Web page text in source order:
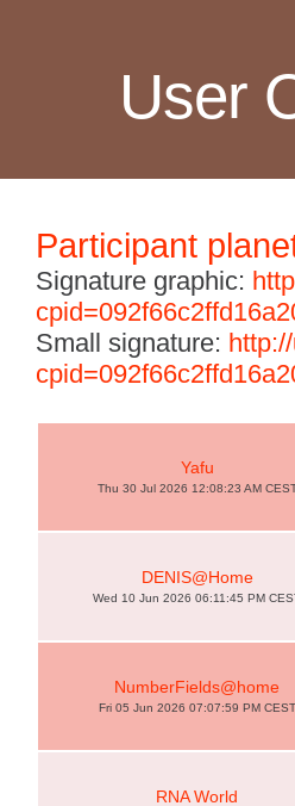
User
Participant
Signature graphic:
Small signature:
Yafu
Thu 30 Jul 2026 12:08:23 AM
DENIS@Home
Wed 10 Jun 2026 06:11:45 PM
NumberFields@home
Fri 05 Jun 2026 07:07:59 PM CEST
RNA World